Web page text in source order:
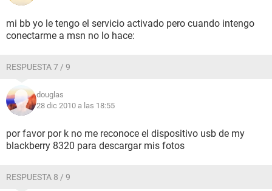
mi bb yo le tengo el servicio activado pero cuando intengo
conectarme a msn no lo hace:
RESPUESTA 7 / 9
douglas
28 dic 2010 a las 18:55
por favor por k no me reconoce el dispositivo usb de my
blackberry 8320 para descargar mis fotos
RESPUESTA 8 / 9